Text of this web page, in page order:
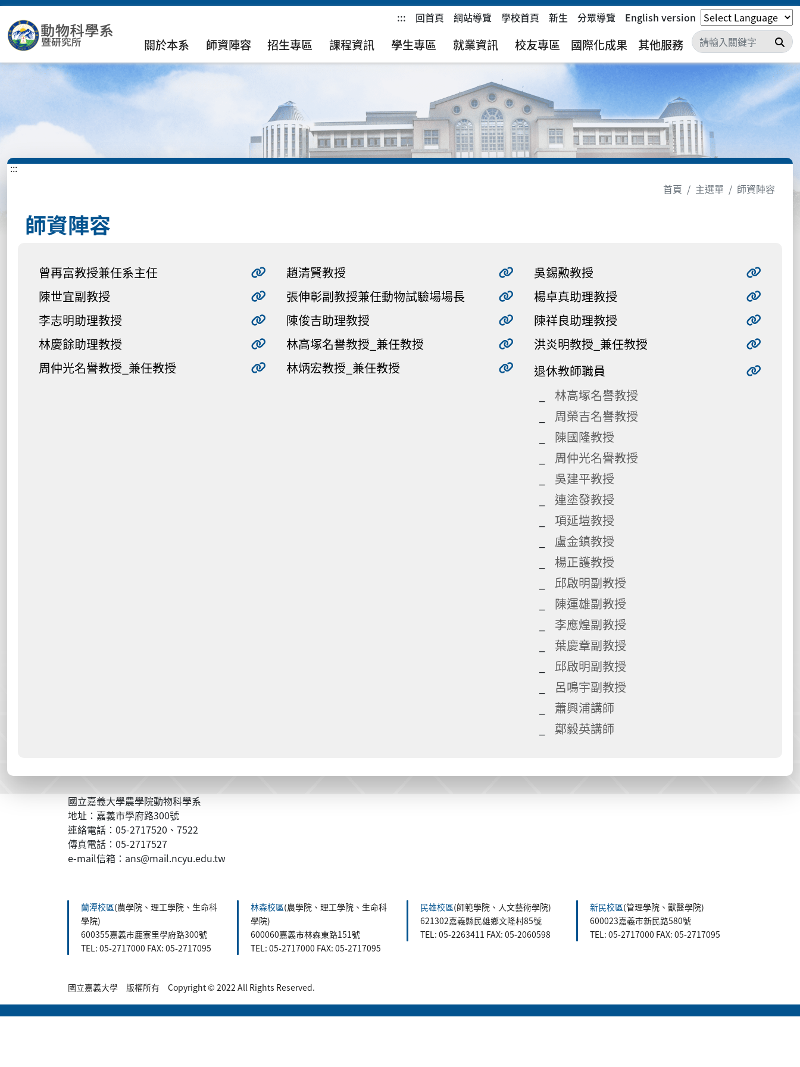
::: 回首頁 網站導覽 學校首頁 新生 分眾導覽 English version
關於本系 師資陣容 招生專區 課程資訊 學生專區 就業資訊 校友專區 國際化成果 其他服務 搜
:::
首頁
主選單 師資陣容
師資陣容
曾再富教授兼任系主任
陳世宜副教授
李志明助理教授
林慶餘助理教授
周仲光名譽教授_兼任教授
趙清賢教授
張伸彰副教授兼任動物試驗場場長
陳俊吉助理教授
林高塚名譽教授_兼任教授
林炳宏教授_兼任教授
吳錫勲教授
楊卓真助理教授
陳祥良助理教授
洪炎明教授_兼任教授
退休教師職員
林高塚名譽教授
周榮吉名譽教授
陳國隆教授
周仲光名譽教授
吳建平教授
連塗發教授
項延塏教授
盧金鎮教授
楊正護教授
邱啟明副教授
陳運雄副教授
李應煌副教授
葉慶章副教授
邱啟明副教授
呂鳴宇副教授
蕭興浦講師
鄭毅英講師
國立嘉義大學農學院動物科學系
地址：嘉義市學府路300號
連絡電話：05-2717520、7522
傳真電話：05-2717527
e-mail信箱：ans@mail.ncyu.edu.tw
蘭潭校區(農學院、理工學院、生命科
學院)
600355嘉義市鹿寮里學府路300號
TEL: 05-2717000 FAX: 05-2717095
林森校區(農學院、理工學院、生命科
學院)
600060嘉義市林森東路151號
TEL: 05-2717000 FAX: 05-2717095
民雄校區(師範學院、人文藝術學院)
621302嘉義縣民雄鄉文隆村85號
TEL: 05-2263411 FAX: 05-2060598
新民校區(管理學院、獸醫學院)
600023嘉義市新民路580號
TEL: 05-2717000 FAX: 05-2717095
國立嘉義大學 版權所有 Copyright © 2022 All Rights Reserved.